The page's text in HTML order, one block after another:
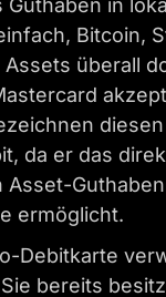
in
Bitcoin,
überall
da er das
Asset-
ermöglicht.
Debitkarte
bereits